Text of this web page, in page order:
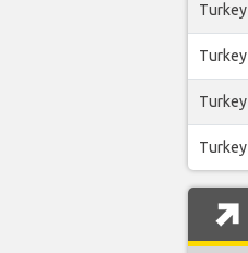
Turkey
Turkey
Turkey
Turkey